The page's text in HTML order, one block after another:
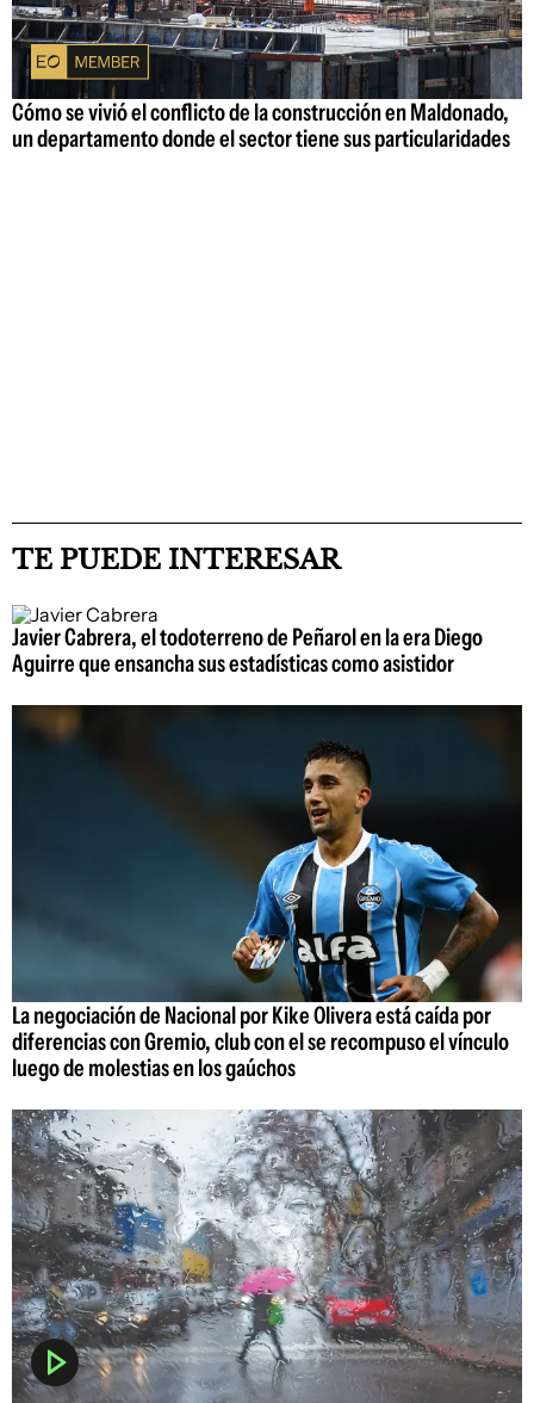
Cómo se vivió el conflicto de la construcción en Maldonado,
un departamento donde el sector tiene sus particularidades
TE PUEDE INTERESAR
Javier Cabrera, el todoterreno de Peñarol en la era Diego
Aguirre que ensancha sus estadísticas como asistidor
La negociación de Nacional por Kike Olivera está caída por
diferencias con Gremio, club con el se recompuso el vínculo
luego de molestias en los gaúchos